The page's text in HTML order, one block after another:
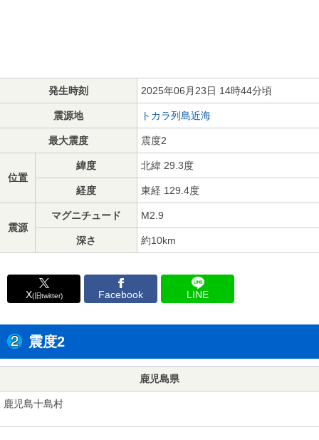
発生時刻 2025年06月23日 14時44分頃
震源地 トカラ列島近海
最大震度 震度2
位置
緯度 北緯 29.3度
経度 東経 129.4度
震源
マグニチュード M2.9
深さ 約10km
X(旧twitter) Facebook LINE
震度2
鹿児島県
鹿児島十島村